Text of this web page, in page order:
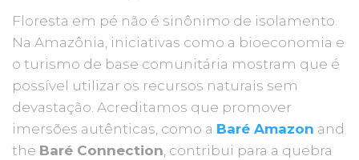
Floresta em pé não é sinônimo de isolamento.
Na Amazônia, iniciativas como a bioeconomia e
o turismo de base comunitária mostram que é
possível utilizar os recursos naturais sem
devastação. Acreditamos que promover
imersões autênticas, como a Baré Amazon and
the Baré Connection, contribui para a quebra